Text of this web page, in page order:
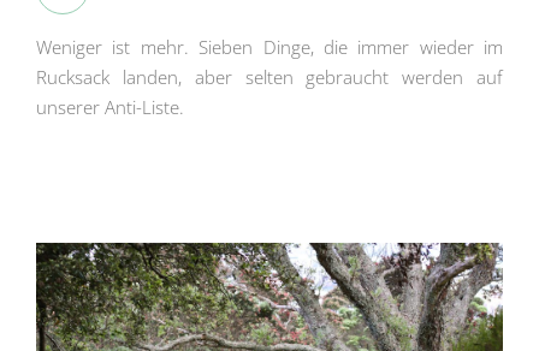
Weniger ist mehr. Sieben Dinge, die immer wieder im
Rucksack landen, aber selten gebraucht werden auf
unserer Anti-Liste.